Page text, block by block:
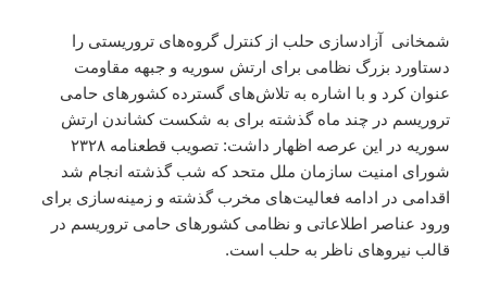
شمخانی آزادسازی حلب از کنترل گروه‌های تروریستی را
دستاورد بزرگ نظامی برای ارتش سوریه و جبهه مقاومت
عنوان کرد و با اشاره به تلاش‌های گسترده کشورهای حامی
تروریسم در چند ماه گذشته برای به شکست کشاندن ارتش
سوریه در این عرصه اظهار داشت: تصویب قطعنامه ۲۳۲۸
شورای امنیت سازمان ملل متحد که شب گذشته انجام شد
اقدامی در ادامه فعالیت‌های مخرب گذشته و زمینه‌سازی برای
ورود عناصر اطلاعاتی و نظامی کشورهای حامی تروریسم در
قالب نیروهای ناظر به حلب است.